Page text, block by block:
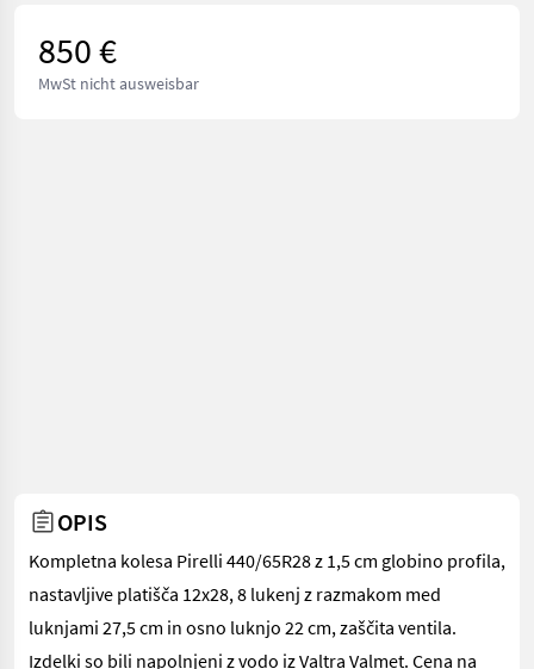
850 €
MwSt nicht ausweisbar
OPIS
Kompletna kolesa Pirelli 440/65R28 z 1,5 cm globino profila,
nastavljive platišča 12x28, 8 lukenj z razmakom med
luknjami 27,5 cm in osno luknjo 22 cm, zaščita ventila.
Izdelki so bili napolnjeni z vodo iz Valtra Valmet. Cena na